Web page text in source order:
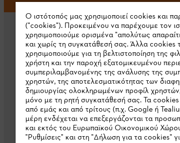
Εταιρεία
Σχετικά με εμάς
Λήψη καταλόγου
Γραμμή ακεραιότητας
Ο ιστότοπός μας χρησιμοποιεί cookies και
("cookies"). Προκειμένου να παρέχουμε τον
χρησιμοποιούμε ορισμένα "απολύτως
και χωρίς τη συγκατάθεσή σας. Άλλα cookies
χρησιμοποιούμε για τη βελτιστοποίηση της
χρήστη και την παροχή εξατομικευμένου
συμπεριλαμβανομένης της ανάλυσης της
χρηστών, της αποτελεσματικότητας των
δημιουργίας ολοκληρωμένων προφίλ
μόνο με τη ρητή συγκατάθεσή σας. Τα cookies
από εμάς και από τρίτους (π.χ. Google ή
μέρη ενδέχεται να επεξεργάζονται τα
και εκτός του Ευρωπαϊκού Οικονομικού
"Ρυθμίσεις" και στη "Δήλωση για τα cookies"